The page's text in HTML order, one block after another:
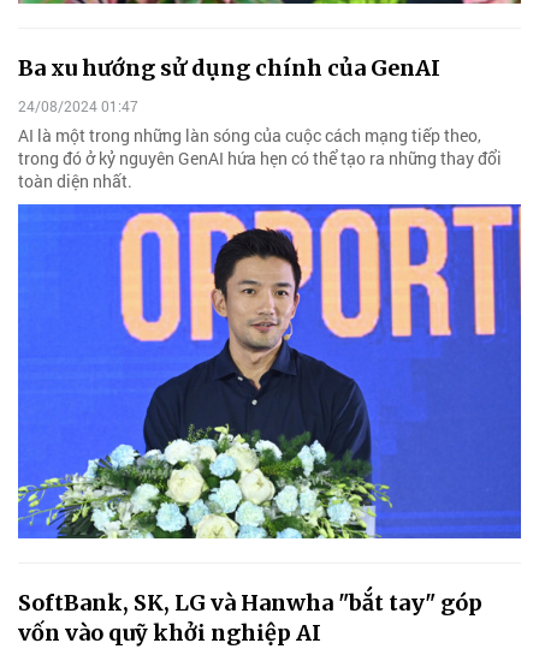
Ba xu hướng sử dụng chính của GenAI
24/08/2024 01:47
AI là một trong những làn sóng của cuộc cách mạng tiếp theo,
trong đó ở kỷ nguyên GenAI hứa hẹn có thể tạo ra những thay đổi
toàn diện nhất.
SoftBank, SK, LG và Hanwha "bắt tay" góp
vốn vào quỹ khởi nghiệp AI